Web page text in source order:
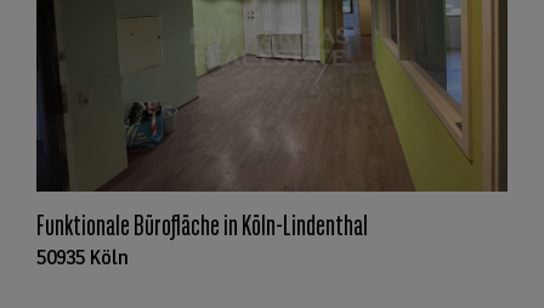
Funktionale Bürofläche in Köln-Lindenthal
50935 Köln